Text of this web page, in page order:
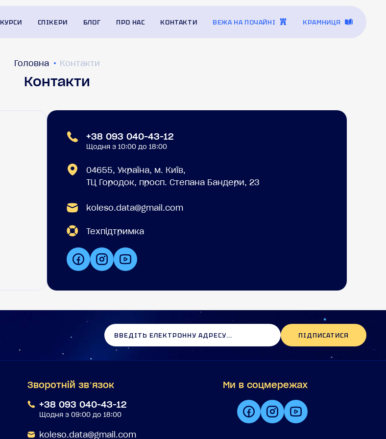
КУРСИ СПІКЕРИ БЛОГ ПРО НАС КОНТАКТИ ВЕЖА НА ПОЧАЙНІ КРАМНИЦЯ
Головна Контакти
Контакти
+38 093 040-43-12
Щодня з 10:00 до 18:00
04655, Україна, м. Київ,
ТЦ Городок, просп. Степана Бандери, 23
koleso.data@gmail.com
Техпідтримка
ПІДПИСАТИСЯ
Зворотній звʼязок
+38 093 040-43-12
Щодня з 09:00 до 18:00
koleso.data@gmail.com
Ми в соцмережах